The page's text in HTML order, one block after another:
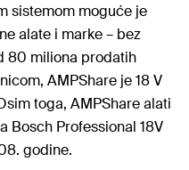
sistemom moguće je
alate i marke – bez
80 miliona prodatih
AMPShare je 18 V
toga, AMPShare alati
Bosch Professional 18V
godine.